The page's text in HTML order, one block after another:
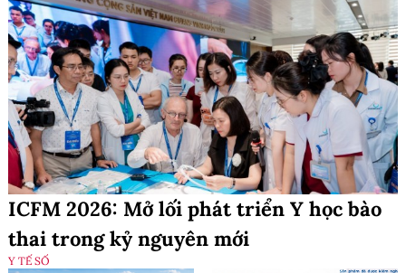
ICFM 2026: Mở lối phát triển Y học bào
thai trong kỷ nguyên mới
Y TẾ SỐ